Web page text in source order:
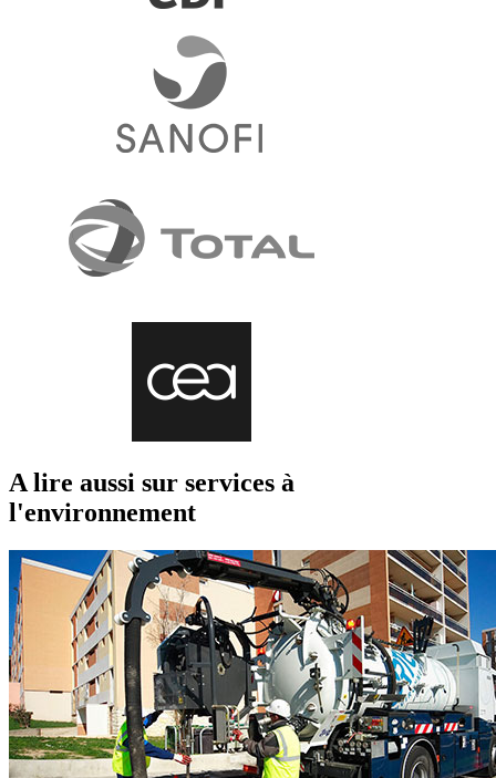
A lire aussi sur services à
l'environnement